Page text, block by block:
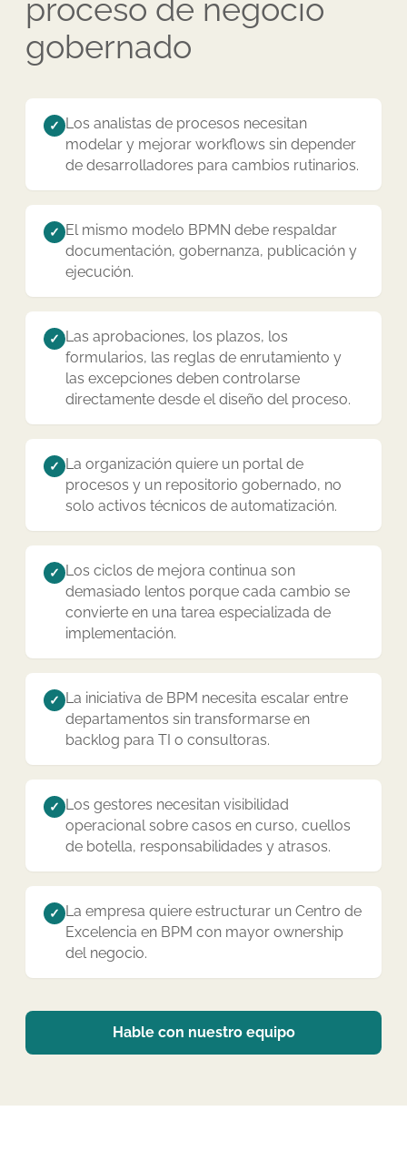
proceso de negocio
gobernado
✓ Los analistas de procesos necesitan
modelar y mejorar workflows sin depender
de desarrolladores para cambios rutinarios.
✓ El mismo modelo BPMN debe respaldar
documentación, gobernanza, publicación y
ejecución.
✓ Las aprobaciones, los plazos, los
formularios, las reglas de enrutamiento y
las excepciones deben controlarse
directamente desde el diseño del proceso.
✓ La organización quiere un portal de
procesos y un repositorio gobernado, no
solo activos técnicos de automatización.
✓ Los ciclos de mejora continua son
demasiado lentos porque cada cambio se
convierte en una tarea especializada de
implementación.
✓ La iniciativa de BPM necesita escalar entre
departamentos sin transformarse en
backlog para TI o consultoras.
✓ Los gestores necesitan visibilidad
operacional sobre casos en curso, cuellos
de botella, responsabilidades y atrasos.
✓ La empresa quiere estructurar un Centro de
Excelencia en BPM con mayor ownership
del negocio.
Hable con nuestro equipo